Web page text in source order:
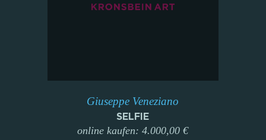
Giuseppe Veneziano
SELFIE
online kaufen: 4.000,00 €